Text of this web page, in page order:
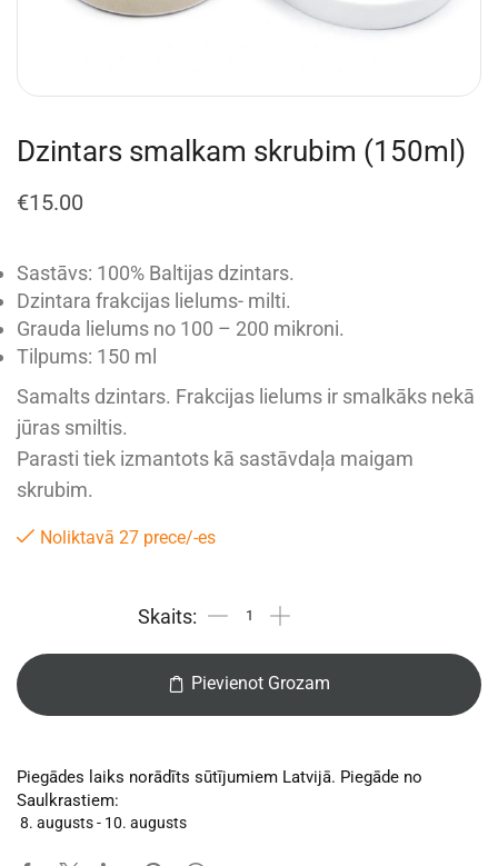
Dzintars smalkam skrubim (150ml)
€15.00
Sastāvs: 100% Baltijas dzintars.
Dzintara frakcijas lielums- milti.
Grauda lielums no 100 – 200 mikroni.
Tilpums: 150 ml
Samalts dzintars. Frakcijas lielums ir smalkāks nekā
jūras smiltis.
Parasti tiek izmantots kā sastāvdaļa maigam
skrubim.
Noliktavā 27 prece/-es
Pievienot Grozam
Piegādes laiks norādīts sūtījumiem Latvijā. Piegāde no
Saulkrastiem:
8. augusts - 10. augusts